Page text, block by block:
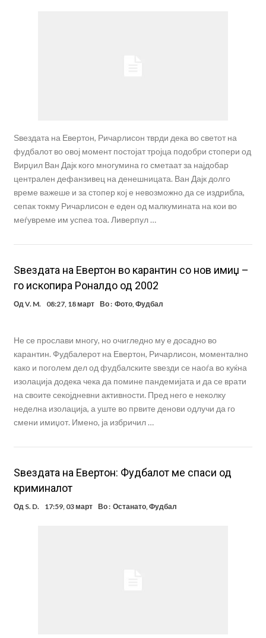
Ѕвездата на Евертон, Ричарлисон тврди дека во светот на
фудбалот во овој момент постојат тројца подобри стопери од
Вирџил Ван Дајк кого многумина го сметаат за најдобар
централен дефанзивец на денешницата. Ван Дајк долго
време важеше и за стопер кој е невозможно да се издрибла,
сепак токму Ричарлисон е еден од малкумината на кои во
меѓувреме им успеа тоа. Ливерпул …
Ѕвездата на Евертон во карантин со нов имиџ –
го ископира Роналдо од 2002
Од V. M. 08:27, 18 март Во : Фото, Фудбал
Не се прослави многу, но очигледно му е досадно во
карантин. Фудбалерот на Евертон, Ричарлисон, моментално
како и поголем дел од фудбалските ѕвезди се наоѓа во куќна
изолација додека чека да помине пандемијата и да се врати
на своите секојдневни активности. Пред него е неколку
неделна изолација, а уште во првите денови одлучи да го
смени имиџот. Имено, ја избричил …
Ѕвездата на Евертон: Фудбалот ме спаси од
криминалот
Од S. D. 17:59, 03 март Во : Останато, Фудбал